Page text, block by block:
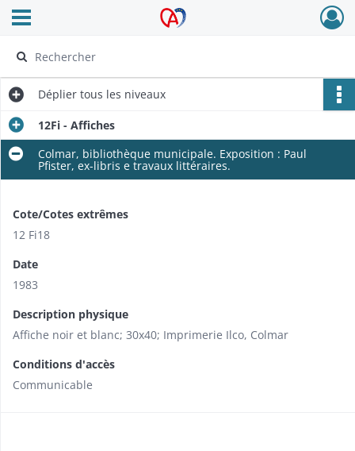
Archives Alsace - Colmar
Ouvrir le menu déroulant
Déplier tous les niveaux
12Fi - Affiches
Colmar, bibliothèque municipale. Exposition : Paul
Pfister, ex-libris e travaux littéraires.
Cote/Cotes extrêmes
12 Fi18
Date
1983
Description physique
Affiche noir et blanc; 30x40; Imprimerie Ilco, Colmar
Conditions d'accès
Communicable